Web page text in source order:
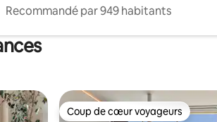
Recommandé par 949 habitants
Coup de cœur voyageurs
Coup de cœur voyageurs